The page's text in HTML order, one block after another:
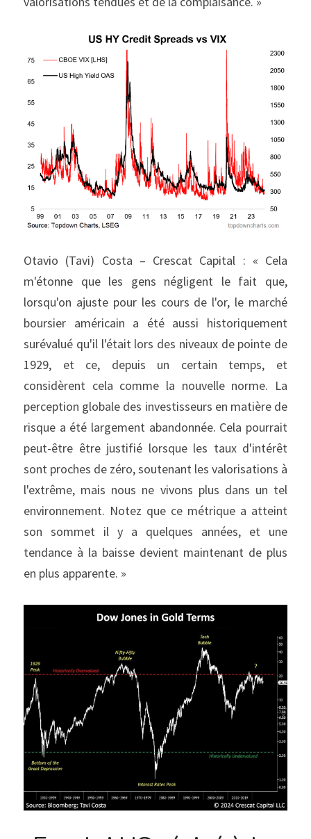
Otavio (Tavi) Costa – Crescat Capital : « Cela
m'étonne que les gens négligent le fait que,
lorsqu'on ajuste pour les cours de l'or, le marché
boursier américain a été aussi historiquement
surévalué qu'il l'était lors des niveaux de pointe de
1929, et ce, depuis un certain temps, et
considèrent cela comme la nouvelle norme. La
perception globale des investisseurs en matière de
risque a été largement abandonnée. Cela pourrait
peut-être être justifié lorsque les taux d'intérêt
sont proches de zéro, soutenant les valorisations à
l'extrême, mais nous ne vivons plus dans un tel
environnement. Notez que ce métrique a atteint
son sommet il y a quelques années, et une
tendance à la baisse devient maintenant de plus
en plus apparente. »